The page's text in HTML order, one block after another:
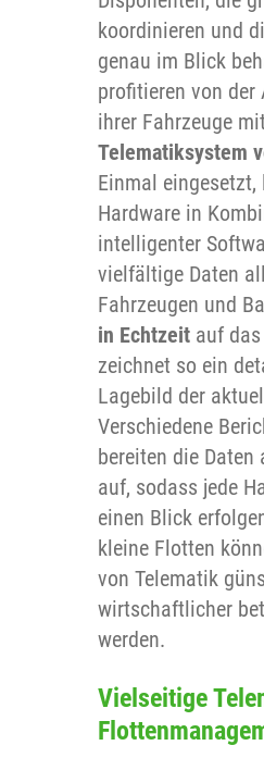
koordinieren und
genau im Blick
profitieren von der
ihrer Fahrzeuge
Telematiksystem
Einmal
Hardware in
intelligenter
vielfältige Daten
Fahrzeugen und
in Echtzeit auf
zeichnet so ein
Lagebild der
Verschiedene
bereiten die
auf, sodass jede
einen Blick
kleine Flotten
von Telematik
wirtschaftlicher
werden.
Vielseitige